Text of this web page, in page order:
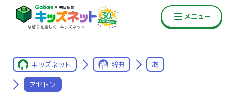
キッズネット 辞典 あ
アセトン